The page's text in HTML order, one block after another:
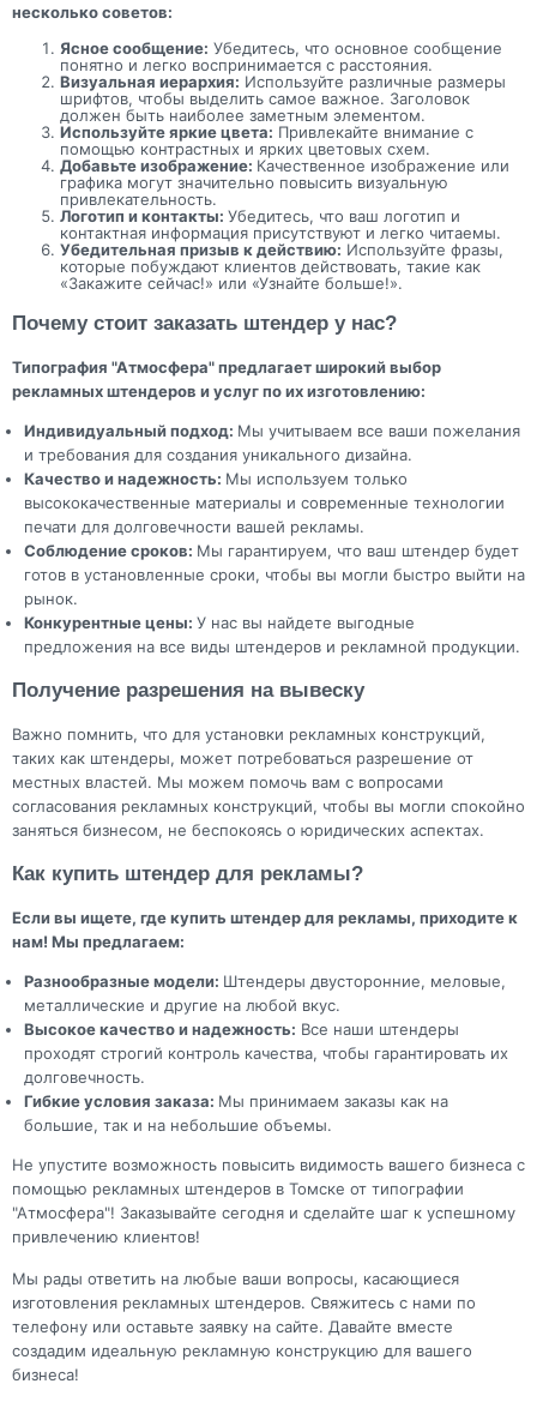
несколько советов:
Ясное сообщение: Убедитесь, что основное сообщение
понятно и легко воспринимается с расстояния.
Визуальная иерархия: Используйте различные размеры
шрифтов, чтобы выделить самое важное. Заголовок
должен быть наиболее заметным элементом.
Используйте яркие цвета: Привлекайте внимание с
помощью контрастных и ярких цветовых схем.
Добавьте изображение: Качественное изображение или
графика могут значительно повысить визуальную
привлекательность.
Логотип и контакты: Убедитесь, что ваш логотип и
контактная информация присутствуют и легко читаемы.
Убедительная призыв к действию: Используйте фразы,
которые побуждают клиентов действовать, такие как
«Закажите сейчас!» или «Узнайте больше!».
Почему стоит заказать штендер у нас?
Типография "Атмосфера" предлагает широкий выбор
рекламных штендеров и услуг по их изготовлению:
Индивидуальный подход: Мы учитываем все ваши пожелания
и требования для создания уникального дизайна.
Качество и надежность: Мы используем только
высококачественные материалы и современные технологии
печати для долговечности вашей рекламы.
Соблюдение сроков: Мы гарантируем, что ваш штендер будет
готов в установленные сроки, чтобы вы могли быстро выйти на
рынок.
Конкурентные цены: У нас вы найдете выгодные
предложения на все виды штендеров и рекламной продукции.
Получение разрешения на вывеску
Важно помнить, что для установки рекламных конструкций,
таких как штендеры, может потребоваться разрешение от
местных властей. Мы можем помочь вам с вопросами
согласования рекламных конструкций, чтобы вы могли спокойно
заняться бизнесом, не беспокоясь о юридических аспектах.
Как купить штендер для рекламы?
Если вы ищете, где купить штендер для рекламы, приходите к
нам! Мы предлагаем:
Разнообразные модели: Штендеры двусторонние, меловые,
металлические и другие на любой вкус.
Высокое качество и надежность: Все наши штендеры
проходят строгий контроль качества, чтобы гарантировать их
долговечность.
Гибкие условия заказа: Мы принимаем заказы как на
большие, так и на небольшие объемы.
Не упустите возможность повысить видимость вашего бизнеса с
помощью рекламных штендеров в Томске от типографии
"Атмосфера"! Заказывайте сегодня и сделайте шаг к успешному
привлечению клиентов!
Мы рады ответить на любые ваши вопросы, касающиеся
изготовления рекламных штендеров. Свяжитесь с нами по
телефону или оставьте заявку на сайте. Давайте вместе
создадим идеальную рекламную конструкцию для вашего
бизнеса!